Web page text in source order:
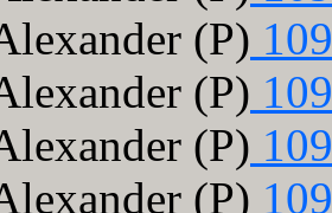
(P)
(P)
(P)
(P)